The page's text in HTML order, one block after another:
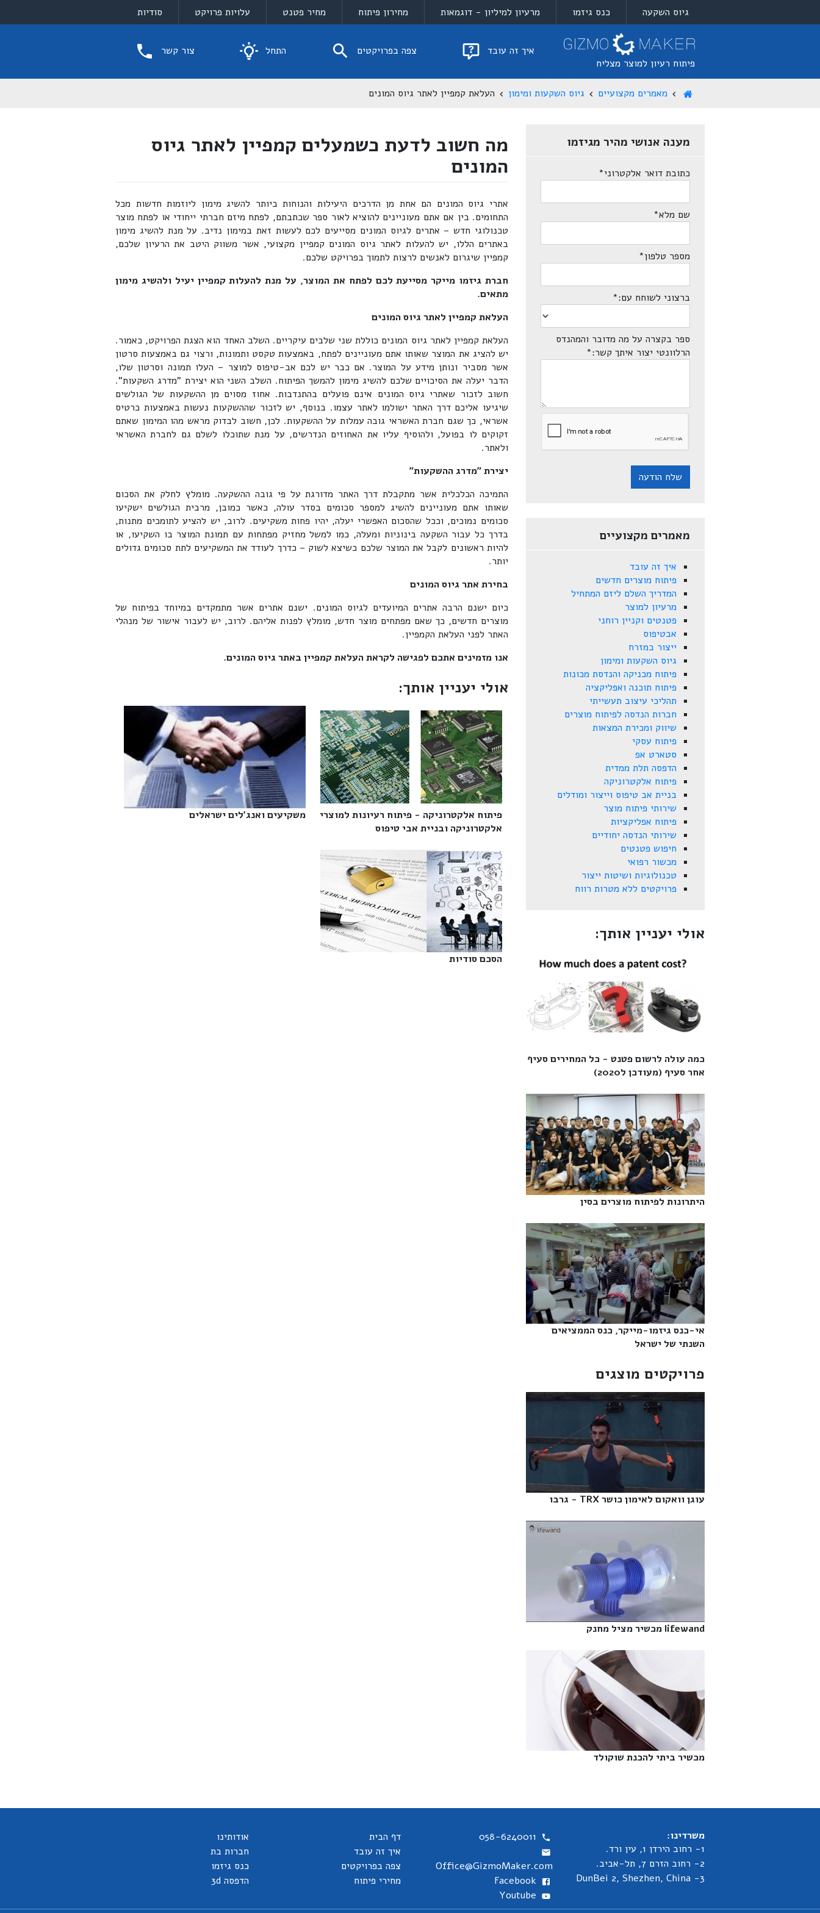
גיוס השקעה כנס גיזמו מרעיון למיליון - דוגמאות מחירון פיתוח מחיר פטנט עלויות פרויקט סודיות
פיתוח רעיון למוצר מצליח
איך זה עובד צפה בפרויקטים התחל צור קשר
מאמרים מקצועיים גיוס השקעות ומימון העלאת קמפיין לאתר גיוס המונים
מה חשוב לדעת כשמעלים קמפיין לאתר גיוס
המונים
אתרי גיוס המונים הם אחת מן הדרכים היעילות והנוחות ביותר להשיג מימון ליוזמות חדשות מכל
התחומים. בין אם אתם מעוניינים להוציא לאור ספר שכתבתם, לפתח מיזם חברתי ייחודי או לפתח מוצר
טכנולוגי חדש – אתרים לגיוס המונים מסייעים לכם לעשות זאת במימון נדיב. על מנת להשיג מימון
באתרים הללו, יש להעלות לאתר גיוס המונים קמפיין מקצועי, אשר משווק היטב את הרעיון שלכם,
קמפיין שיגרום לאנשים לרצות לתמוך בפרויקט שלכם.
חברת גיזמו מייקר מסייעת לכם לפתח את המוצר, על מנת להעלות קמפיין יעיל ולהשיג מימון
מתאים.
העלאת קמפיין לאתר גיוס המונים
העלאת קמפיין לאתר גיוס המונים כוללת שני שלבים עיקריים. השלב האחד הוא הצגת הפרויקט, כאמור.
יש להציג את המוצר שאותו אתם מעוניינים לפתח, באמצעות טקסט ותמונות, ורצוי גם באמצעות סרטון
אשר מסביר ונותן מידע על המוצר. אם כבר יש לכם אב-טיפוס למוצר – העלו תמונה וסרטון שלו,
הדבר יעלה את הסיכויים שלכם להשיג מימון להמשך הפיתוח. השלב השני הוא יצירת "מדרג השקעות".
חשוב לזכור שאתרי גיוס המונים אינם פועלים בהתנדבות. אחוז מסוים מן ההשקעות של הגולשים
שיגיעו אליכם דרך האתר ישולמו לאתר עצמו. בנוסף, יש לזכור שההשקעות נעשות באמצעות כרטיס
אשראי, כך שגם חברת האשראי גובה עמלות על ההשקעות. לכן, חשוב לבדוק מראש מהו המימון שאתם
זקוקים לו בפועל, ולהוסיף עליו את האחוזים הנדרשים, על מנת שתוכלו לשלם גם לחברת האשראי
ולאתר.
יצירת "מדרג ההשקעות"
התמיכה הכלכלית אשר מתקבלת דרך האתר מדורגת על פי גובה ההשקעה. מומלץ לחלק את הסכום
שאותו אתם מעוניינים להשיג למספר סכומים בסדר עולה, כאשר כמובן, מרבית הגולשים ישקיעו
סכומים נמוכים, וככל שהסכום האפשרי יעלה, יהיו פחות משקיעים. לרוב, יש להציע לתומכים מתנות,
בדרך כל עבור השקעה בינוניות ומעלה, כמו למשל מחזיק מפתחות עם תמונת המוצר בו השקיעו, או
להיות ראשונים לקבל את המוצר שלכם כשיצא לשוק – כדרך לעודד את המשקיעים לתת סכומים גדולים
יותר.
בחירת אתר גיוס המונים
כיום ישנם הרבה אתרים המיועדים לגיוס המונים. ישנם אתרים אשר מתמקדים במיוחד בפיתוח של
מוצרים חדשים, כך שאם מפתחים מוצר חדש, מומלץ לפנות אליהם. לרוב, יש לעבור אישור של מנהלי
האתר לפני העלאת הקמפיין.
אנו מזמינים אתכם לפגישה לקראת העלאת קמפיין באתר גיוס המונים.
אולי יעניין אותך:
פיתוח אלקטרוניקה - פיתוח רעיונות למוצרי
אלקטרוניקה ובניית אבי טיפוס‎
משקיעים ואנג'לים ישראלים‎
הסכם סודיות‎
מענה אנושי מהיר מגיזמו
כתובת דואר אלקטרוני*
שם מלא*
מספר טלפון*
ברצוני לשוחח עם:*
ספר בקצרה על מה מדובר והמהנדס
הרלוונטי יצור איתך קשר:*
שלח הודעה
מאמרים מקצועיים
איך זה עובד
פיתוח מוצרים חדשים
המדריך השלם ליזם המתחיל
מרעיון למוצר
פטנטים וקניין רוחני
אבטיפוס
ייצור במזרח
גיוס השקעות ומימון
פיתוח מכניקה והנדסת מכונות
פיתוח תוכנה ואפליקציה
תהליכי עיצוב תעשייתי
חברות הנדסה לפיתוח מוצרים
שיווק ומכירת המצאות
פיתוח עסקי
סטארט אפ
הדפסה תלת ממדית
פיתוח אלקטרוניקה
בניית אב טיפוס וייצור ומודלים
שירותי פיתוח מוצר
פיתוח אפליקציות
שירותי הנדסה יחודיים
חיפוש פטנטים
מכשור רפואי
טכנולוגיות ושיטות ייצור
פרויקטים ללא מטרות רווח
אולי יעניין אותך:
כמה עולה לרשום פטנט - כל המחירים סעיף
אחר סעיף (מעודכן ל2020)‎
היתרונות לפיתוח מוצרים בסין‎
אי-כנס גיזמו-מייקר, כנס הממציאים
השנתי של ישראל‎
פרויקטים מוצגים
עוגן וואקום לאימון כושר TRX - גרבו‎
lifewand מכשיר מציל מחנק‎
מכשיר ביתי להכנת שוקולד‎
משרדינו:
1- רחוב הירדן 1, עין ורד.
2- רחוב הזרם 7, תל-אביב.
3- DunBei 2, Shezhen, China
058-6240011
Office@GizmoMaker.com
Facebook
Youtube
דף הבית
איך זה עובד
צפה בפרויקטים
מחירי פיתוח
אודותינו
חברות בת
כנס גיזמו
הדפסה 3d